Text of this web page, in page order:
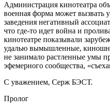
Администрация кинотеатра
военная форма может вызвать
заведения негативный
что где-то идет война и
кинотеатре показывали
удалью вымышленные,
не занимало растленные умы
эфемерного сообщества,
С уважением, Серж БЭСТ.
Пролог